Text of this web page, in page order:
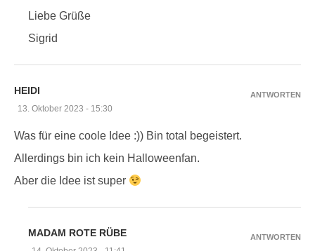
Liebe Grüße
Sigrid
HEIDI
13. Oktober 2023 - 15:30
Was für eine coole Idee :)) Bin total begeistert.
Allerdings bin ich kein Halloweenfan.
Aber die Idee ist super
ANTWORTEN
MADAM ROTE RÜBE ANTWORTEN